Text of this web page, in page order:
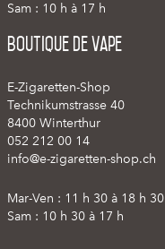
Sam : 10 h à 17 h
Boutique de vape
E-Zigaretten-Shop
Technikumstrasse 40
8400 Winterthur
052 212 00 14
info@e-zigaretten-shop.ch
Mar-Ven : 11 h 30 à 18 h 30
Sam : 10 h 30 à 17 h